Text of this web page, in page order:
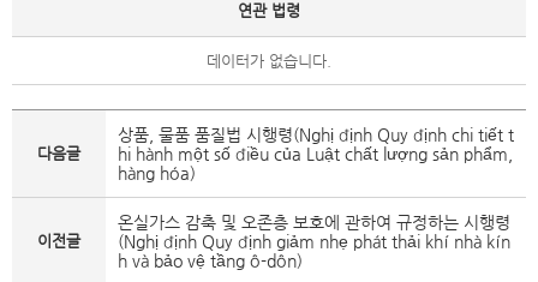
연관 법령
데이터가 없습니다.
다음글
상품, 물품 품질법 시행령(Nghị định Quy định chi tiết t
hi hành một số điều của Luật chất lượng sản phẩm,
hàng hóa)
이전글
온실가스 감축 및 오존층 보호에 관하여 규정하는 시행령
(Nghị định Quy định giảm nhẹ phát thải khí nhà kín
h và bảo vệ tầng ô-dôn)